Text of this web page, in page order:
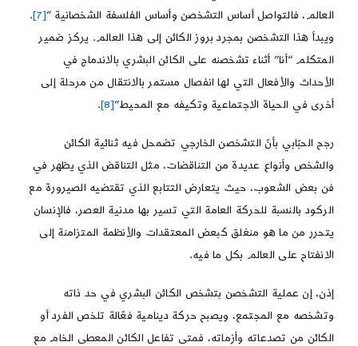
العالم، فالتواصل أساس التشخصن وأساس الفلسفة الشخصانية “[7]
.
ويبدأ هذا التشخصن بمجرد بروز الكائن إلى هذا العالم. يركز ضمير
المتكلم “أنا” أثناء تشخصنه على الكائن البشري بالاندماج في
الأحداث والأفعال التي لها انفصال مستمر بالانتقال من مرحلة إلى
أخرى في الحياة الاجتماعية وتكيفه مع المحيط”[8]
.
رجح الحبّابي بأنّ التشخصن الخارجي تضمحل فيه ثنائية الكائن
والشخص وأنواع عديدة من التناقضات، مثل التناقض الذي يظهر في
فن بعض الشعوب، حيث يتعارض التتابع الذي تقتضيه الصيرورة مع
الركود بالنسبة للحركة العامة التي تسير بها مدنية العصر، فالإنسان
يتحرر من ما هو منغلق كبعض المعتقدات والأنظمة المتزامنة إلى
الانفتاح على العالم بكل ما فيه.
إذن، إن عملية التشخصن بتشخص الكائن البشري في حد ذاته
وتشخصه مع المجتمع، ويصبح حركة دينامية فعّالة تلخص الفرد أو
الكائن من تصدعاته وأزماته، فمتى تفاعل الكائن المعطى الخام مع